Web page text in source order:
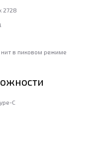
2728
в пиковом режиме
C